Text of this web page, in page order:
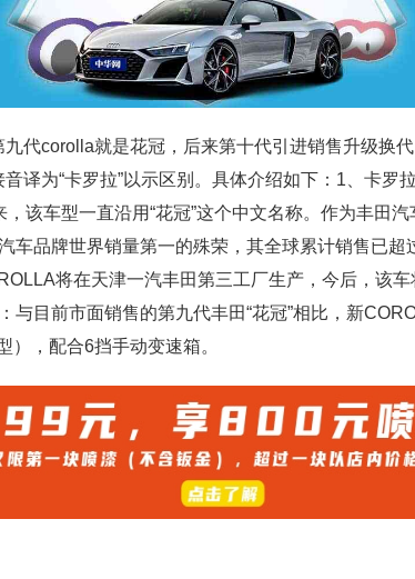
代corolla就是花冠，后来第十代引进销售升级换
译为“卡罗拉”以示区别。具体介绍如下：1、卡罗
该车型一直沿用“花冠”这个中文名称。作为丰田
车品牌世界销量第一的殊荣，其全球累计销售已超
将在天津一汽丰田第三工厂生产，今后，该
与目前市面销售的第九代丰田“花冠”相比，新
），配合6挡手动变速箱。